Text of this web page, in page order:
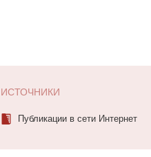
ИСТОЧНИКИ
Публикации в сети Интернет